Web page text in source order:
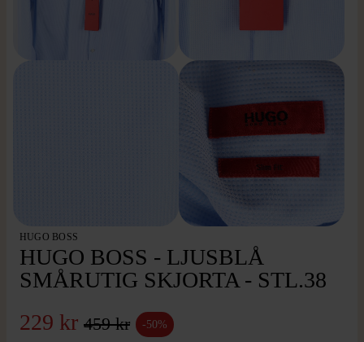
HUGO BOSS
HUGO BOSS - LJUSBLÅ
SMÅRUTIG SKJORTA - STL.38
229 kr 459 kr -50%